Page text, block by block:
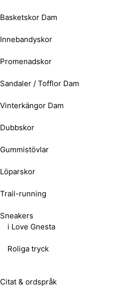
Basketskor Dam
Innebandyskor
Promenadskor
Sandaler / Tofflor Dam
Vinterkängor Dam
Dubbskor
Gummistövlar
Löparskor
Trail-running
Sneakers
i Love Gnesta
Roliga tryck
Citat & ordspråk